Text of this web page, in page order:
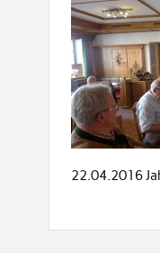
22.04.2016